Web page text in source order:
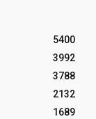
5400
3992
3788
2132
1689